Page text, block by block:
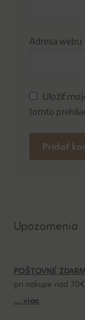
Adresa webu
Uložiť
tomto
r
t
i
v
Upozornenia
POŠTOVNÉ
pri nákupe nad
... viac